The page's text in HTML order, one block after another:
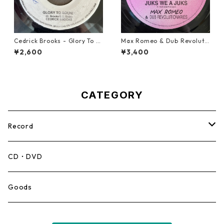
Cedrick Brooks - Glory To S
ounds【7-21786】
¥2,600
Max Romeo & Dub Revoluti
onaries - Juks We A Juks【1
0-90000】
¥3,400
CATEGORY
Record
Mento,Calypso,Ballad
Ska
CD・DVD
Goods